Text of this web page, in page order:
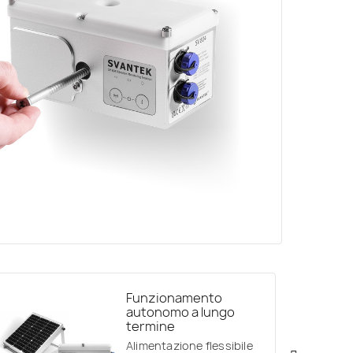
Funzionamento
autonomo a lungo
termine
Alimentazione flessibile